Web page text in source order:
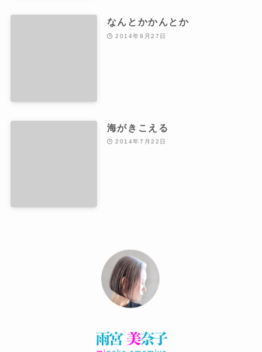
なんとかかんとか
2014年9月27日
海がきこえる
2014年7月22日